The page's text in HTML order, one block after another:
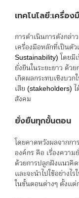
เทคโนโลยี:เครื่อ
การดำเนินการดังกล่า
เครื่องมือหลักที่เป็นตั
Sustainability) โดยมี
ยั่งยืนในระยะยาว ด้วย
เกิดผลกระทบเชิงบวก
เสีย (stakeholders)
สังคม
ยั่งยืนทุกขั้นตอน
โดยคาดหวังผลจากก
องค์กร คือ เรื่องควา
ด้วยการปลูกฝังแนวคิ
และจะนำไปใช้อย่างไ
ในขั้นตอนต่างๆ ตั้งแ